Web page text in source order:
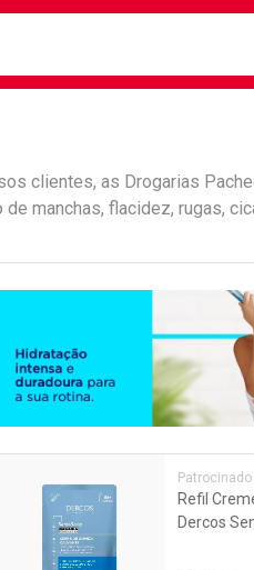
clientes, as Drogarias
manchas, flacidez, rugas,
Patrocinado
Refil
Dercos